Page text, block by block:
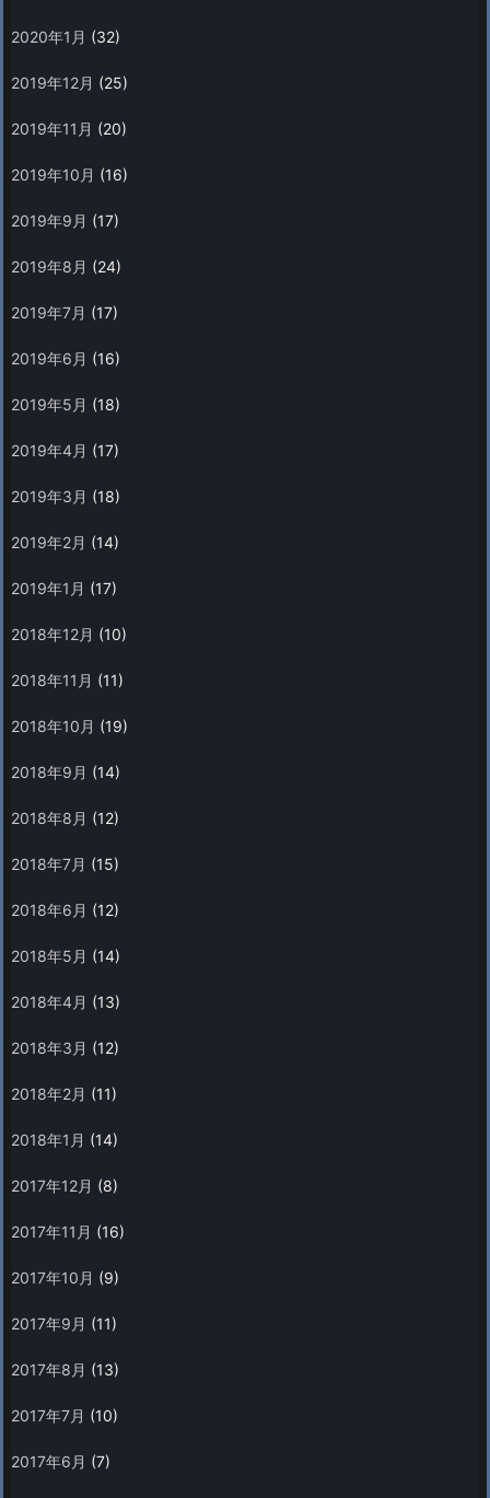
2020年1月 (32)
2019年12月 (25)
2019年11月 (20)
2019年10月 (16)
2019年9月 (17)
2019年8月 (24)
2019年7月 (17)
2019年6月 (16)
2019年5月 (18)
2019年4月 (17)
2019年3月 (18)
2019年2月 (14)
2019年1月 (17)
2018年12月 (10)
2018年11月 (11)
2018年10月 (19)
2018年9月 (14)
2018年8月 (12)
2018年7月 (15)
2018年6月 (12)
2018年5月 (14)
2018年4月 (13)
2018年3月 (12)
2018年2月 (11)
2018年1月 (14)
2017年12月 (8)
2017年11月 (16)
2017年10月 (9)
2017年9月 (11)
2017年8月 (13)
2017年7月 (10)
2017年6月 (7)